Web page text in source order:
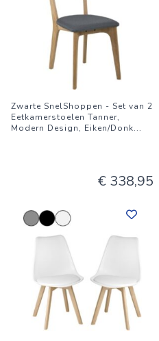
Zwarte SnelShoppen - Set van 2
Eetkamerstoelen Tanner,
Modern Design, Eiken/Donk...
€ 338,95